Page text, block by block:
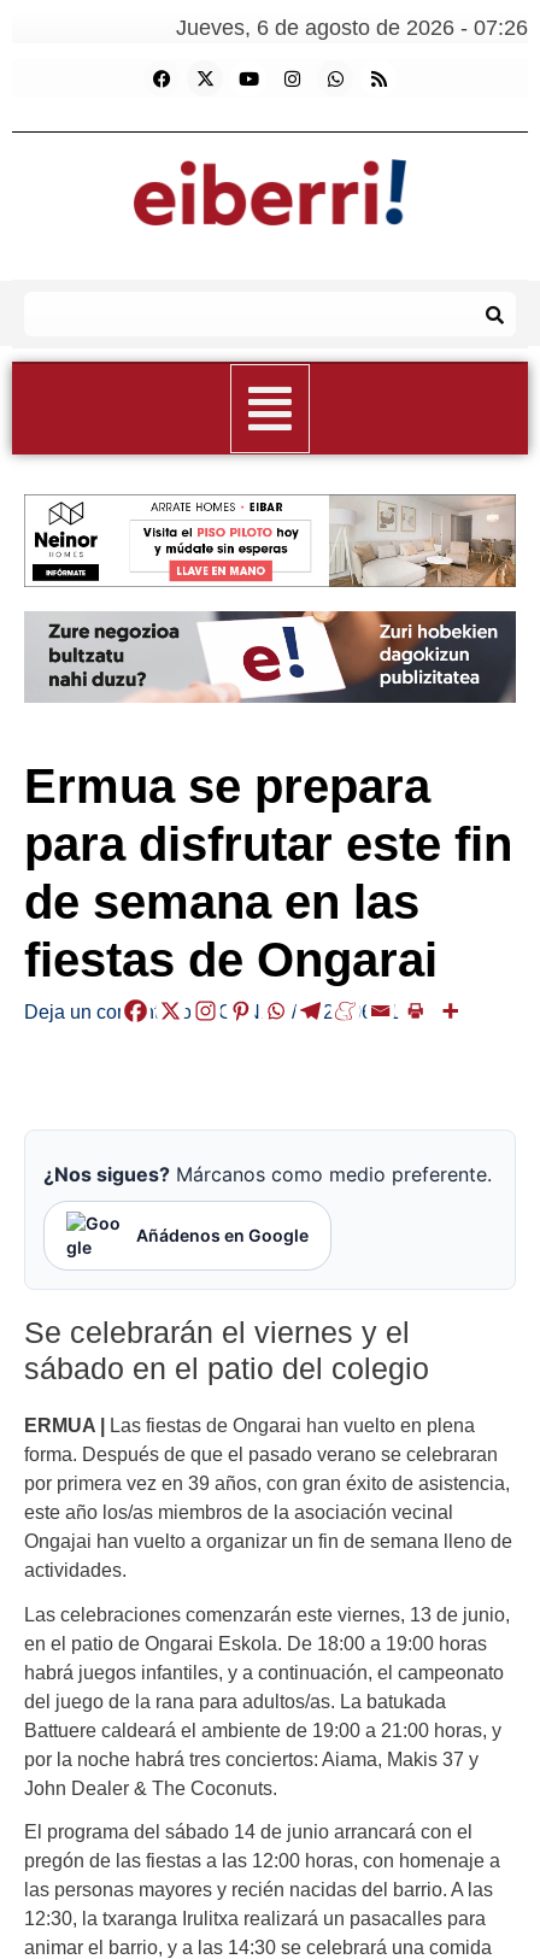
Jueves, 6 de agosto de 2026 - 07:26
Ermua se prepara
para disfrutar este fin
de semana en las
fiestas de Ongarai
Deja un comentario /AGENDA /2025-06-11
¿Nos sigues? Márcanos como medio preferente.
Añádenos en Google
Se celebrarán el viernes y el
sábado en el patio del colegio
ERMUA |
Las fiestas de Ongarai han vuelto en plena
forma. Después de que el pasado verano se celebraran
por primera vez en 39 años, con gran éxito de asistencia,
este año los/as miembros de la asociación vecinal
Ongajai han vuelto a organizar un fin de semana lleno de
actividades.
Las celebraciones comenzarán este viernes, 13 de junio,
en el patio de Ongarai Eskola. De 18:00 a 19:00 horas
habrá juegos infantiles, y a continuación, el campeonato
del juego de la rana para adultos/as. La batukada
Battuere caldeará el ambiente de 19:00 a 21:00 horas, y
por la noche habrá tres conciertos: Aiama, Makis 37 y
John Dealer & The Coconuts.
El programa del sábado 14 de junio arrancará con el
pregón de las fiestas a las 12:00 horas, con homenaje a
las personas mayores y recién nacidas del barrio. A las
12:30, la txaranga Irulitxa realizará un pasacalles para
animar el barrio, y a las 14:30 se celebrará una comida